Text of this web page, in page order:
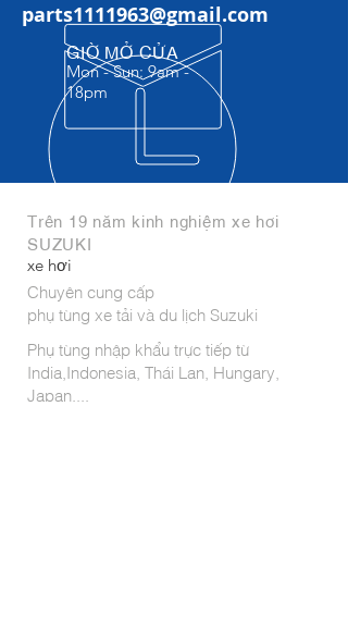
parts1111963@gmail.com
GIỜ MỞ CỬA
Mon - Sun: 9am -
18pm​
Trên 19 năm kinh nghiệm xe hơi
SUZUKI
xe hơi
Chuyên cung cấp
phụ tùng xe tải và du lịch Suzuki
Phụ tùng nhập khẩu trực tiếp từ
India,Indonesia, Thái Lan, Hungary,
Japan,...